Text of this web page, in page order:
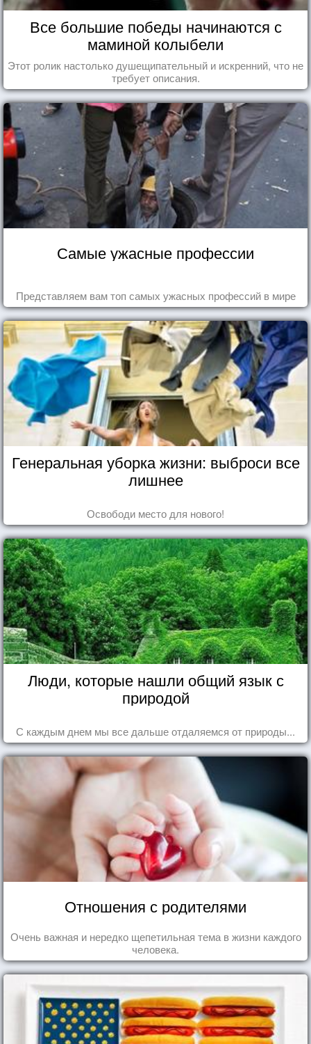
Все большие победы начинаются с
маминой колыбели
Этот ролик настолько душещипательный и искренний, что не
требует описания.
Самые ужасные профессии
Представляем вам топ самых ужасных профессий в мире
Генеральная уборка жизни: выброси все
лишнее
Освободи место для нового!
Люди, которые нашли общий язык с
природой
С каждым днем мы все дальше отдаляемся от природы...
Отношения с родителями
Очень важная и нередко щепетильная тема в жизни каждого
человека.